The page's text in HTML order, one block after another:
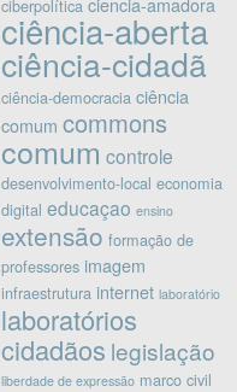
ciberpolítica
ciência-aberta
ciência-cidadã
ciência-democracia ciência
comum commons
comum controle
desenvolvimento-local economia
digital educaçao ensino
extensão formação de
professores imagem
infraestrutura internet laboratório
laboratórios
cidadãos legislação
liberdade de expressão marco civil